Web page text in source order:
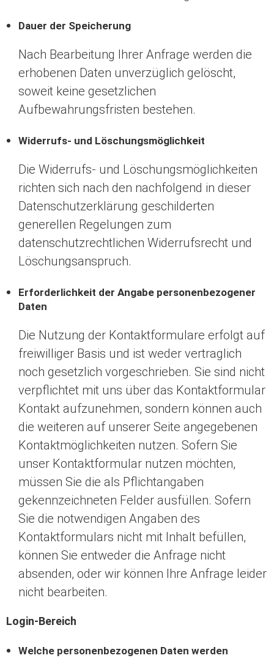
Dauer der Speicherung
Nach Bearbeitung Ihrer Anfrage werden die
erhobenen Daten unverzüglich gelöscht,
soweit keine gesetzlichen
Aufbewahrungsfristen bestehen.
Widerrufs- und Löschungsmöglichkeit
Die Widerrufs- und Löschungsmöglichkeiten
richten sich nach den nachfolgend in dieser
Datenschutzerklärung geschilderten
generellen Regelungen zum
datenschutzrechtlichen Widerrufsrecht und
Löschungsanspruch.
Erforderlichkeit der Angabe personenbezogener
Daten
Die Nutzung der Kontaktformulare erfolgt auf
freiwilliger Basis und ist weder vertraglich
noch gesetzlich vorgeschrieben. Sie sind nicht
verpflichtet mit uns über das Kontaktformular
Kontakt aufzunehmen, sondern können auch
die weiteren auf unserer Seite angegebenen
Kontaktmöglichkeiten nutzen. Sofern Sie
unser Kontaktformular nutzen möchten,
müssen Sie die als Pflichtangaben
gekennzeichneten Felder ausfüllen. Sofern
Sie die notwendigen Angaben des
Kontaktformulars nicht mit Inhalt befüllen,
können Sie entweder die Anfrage nicht
absenden, oder wir können Ihre Anfrage leider
nicht bearbeiten.
Login-Bereich
Welche personenbezogenen Daten werden